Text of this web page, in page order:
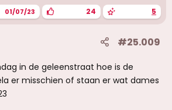
01/07/23 24 5
#25.009
in de geleenstraat hoe is de
er misschien of staan er wat dames